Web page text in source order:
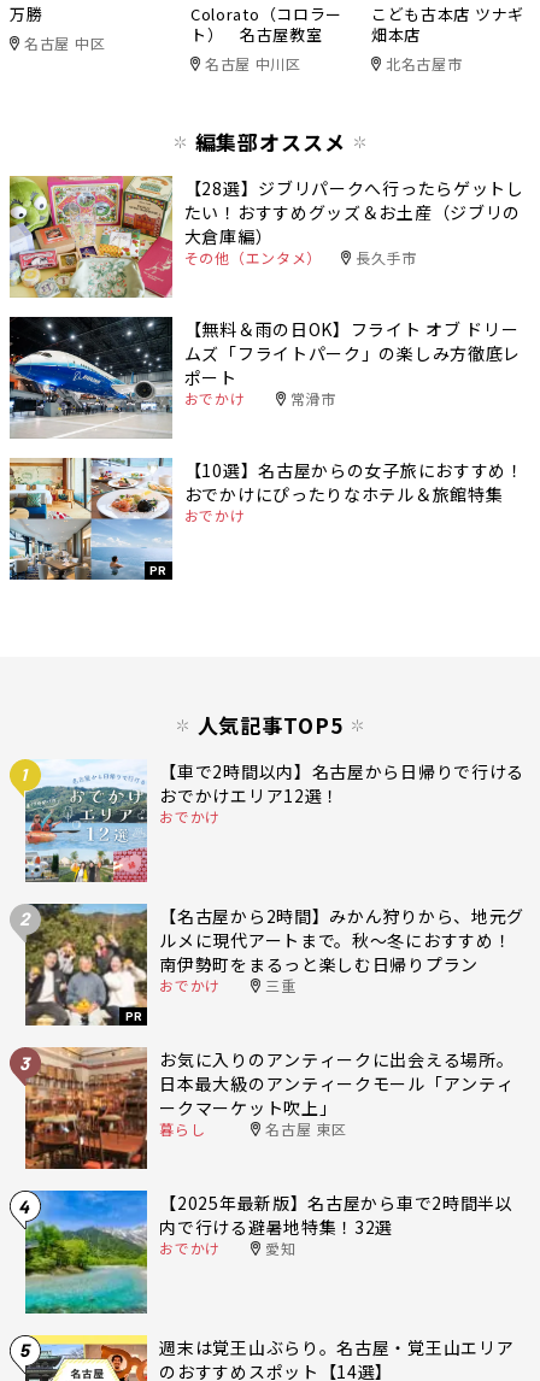
万勝
名古屋 中区
Colorato（コロラー
ト） 名古屋教室
名古屋 中川区
こども古本店 ツナギ
畑本店
北名古屋市
編集部オススメ
【28選】ジブリパークへ行ったらゲットし
たい！おすすめグッズ＆お土産（ジブリの
大倉庫編）
その他（エンタメ） 長久手市
【無料＆雨の日OK】フライト オブ ドリー
ムズ「フライトパーク」の楽しみ方徹底レ
ポート
おでかけ 常滑市
PR
【10選】名古屋からの女子旅におすすめ！
おでかけにぴったりなホテル＆旅館特集
おでかけ
人気記事TOP5
1
【車で2時間以内】名古屋から日帰りで行ける
おでかけエリア12選！
おでかけ
2
PR
【名古屋から2時間】みかん狩りから、地元グ
ルメに現代アートまで。秋〜冬におすすめ！
南伊勢町をまるっと楽しむ日帰りプラン
おでかけ 三重
3
お気に入りのアンティークに出会える場所。
日本最大級のアンティークモール「アンティ
ークマーケット吹上」
暮らし 名古屋 東区
4
【2025年最新版】名古屋から車で2時間半以
内で行ける避暑地特集！32選
おでかけ 愛知
5
週末は覚王山ぶらり。名古屋・覚王山エリア
のおすすめスポット【14選】